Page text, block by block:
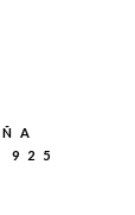
925